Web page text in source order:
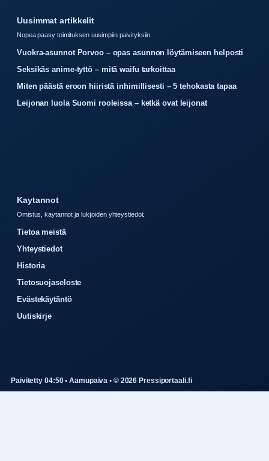
Uusimmat artikkelit
Nopea paasy toimituksen uusimpiin paivityksiin.
Vuokra-asunnot Porvoo – opas asunnon löytämiseen helposti
Seksikäs anime-tyttö – mitä waifu tarkoittaa
Miten päästä eroon hiiristä inhimillisesti – 5 tehokasta tapaa
Leijonan luola Suomi rooleissa – ketkä ovat leijonat
Kaytannot
Omistus, kaytannot ja lukijoiden yhteystiedot.
Tietoa meistä
Yhteystiedot
Historia
Tietosuojaseloste
Evästekäytäntö
Uutiskirje
Paivitetty 04:50 • Aamupaiva • © 2026 Pressiportaali.fi